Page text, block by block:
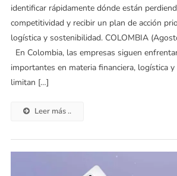
identificar rápidamente dónde están
competitividad y recibir un plan de acción
logística y sostenibilidad. COLOMBIA
En Colombia, las empresas siguen
importantes en materia financiera, logística
limitan […]
Leer más ..